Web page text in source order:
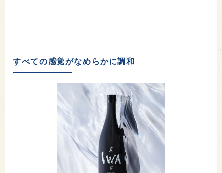
すべての感覚がなめらかに調和